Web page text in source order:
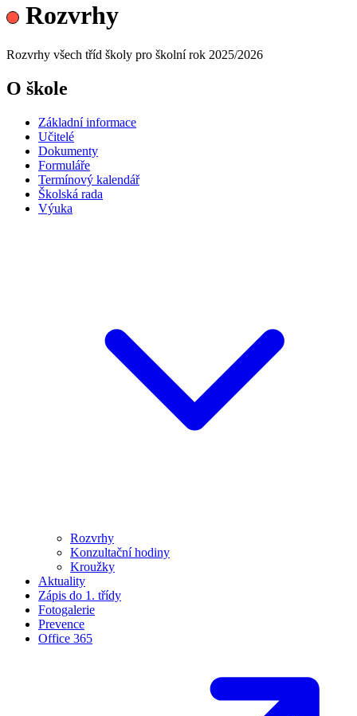
Rozvrhy
Rozvrhy všech tříd školy pro školní rok 2025/2026
O škole
Základní informace
Učitelé
Dokumenty
Formuláře
Termínový kalendář
Školská rada
Výuka
Rozvrhy
Konzultační hodiny
Kroužky
Aktuality
Zápis do 1. třídy
Fotogalerie
Prevence
Office 365